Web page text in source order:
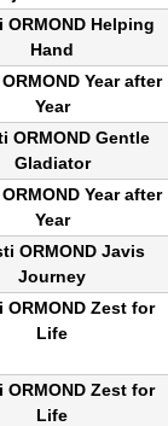
ORMOND Helping
Hand
Year after
Year
ORMOND Gentle
Gladiator
Year after
Year
ORMOND Javis
Journey
ORMOND Zest for
Life
ORMOND Zest for
Life